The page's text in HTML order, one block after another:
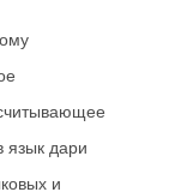
язык дари
и